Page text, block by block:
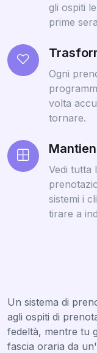
gli ospiti
prime
Ogni
volta
tornare.
Vedi tutta
sistemi i
tirare a
Un sistema di
agli ospiti di
fedeltà, mentre tu
fascia oraria da